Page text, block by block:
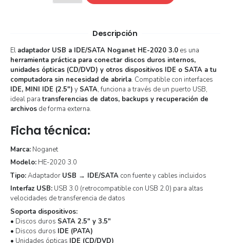
Descripción
El adaptador USB a IDE/SATA Noganet HE-2020 3.0es una
herramienta práctica para conectar discos duros internos,
unidades ópticas (CD/DVD) y otros dispositivos IDE o SATA a tu
computadora sin necesidad de abrirla. Compatible con interfaces
IDE, MINI IDE (2.5″) y SATA, funciona a través de un puerto USB,
ideal paratransferencias de datos, backups y recuperación de
archivosde forma externa.
Ficha técnica:
Marca:Noganet
Modelo:HE-2020 3.0
Tipo:Adaptador USB → IDE/SATAcon fuente y cables incluidos
Interfaz USB:USB 3.0 (retrocompatible con USB 2.0) para altas
velocidades de transferencia de datos
Soporta dispositivos:
• Discos duros SATA 2.5″ y 3.5″
• Discos duros IDE (PATA)
• Unidades ópticas IDE (CD/DVD)